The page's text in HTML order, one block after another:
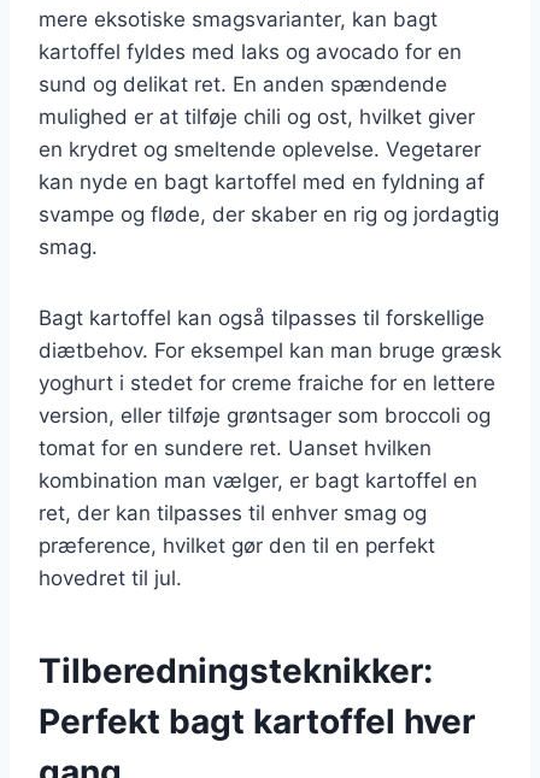
mere eksotiske smagsvarianter, kan bagt
kartoffel fyldes med laks og avocado for en
sund og delikat ret. En anden spændende
mulighed er at tilføje chili og ost, hvilket giver
en krydret og smeltende oplevelse. Vegetarer
kan nyde en bagt kartoffel med en fyldning af
svampe og fløde, der skaber en rig og jordagtig
smag.
Bagt kartoffel kan også tilpasses til forskellige
diætbehov. For eksempel kan man bruge græsk
yoghurt i stedet for creme fraiche for en lettere
version, eller tilføje grøntsager som broccoli og
tomat for en sundere ret. Uanset hvilken
kombination man vælger, er bagt kartoffel en
ret, der kan tilpasses til enhver smag og
præference, hvilket gør den til en perfekt
hovedret til jul.
Tilberedningsteknikker:
Perfekt bagt kartoffel hver